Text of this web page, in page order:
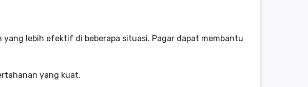
lebih efektif di beberapa situasi. Pagar dapat membantu
yang kuat.